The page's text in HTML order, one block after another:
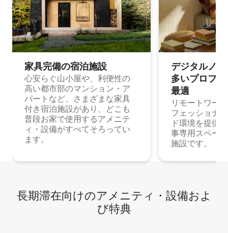
家具完備の宿⁠泊⁠施⁠設
心安らぐ山小屋や、利便性の
高い都市部のマンション・ア
パートなど、さまざまな家具
付き宿泊施設があり、どこも
普段お家で使用するアメニテ
ィ・設備がすべてそろってい
ます。
デジタルノ
多⁠いプ⁠ロ⁠フ⁠
最⁠適
リモートワー
フェッショナ
ド環境を提供
事専用スペー
施設です。
長期滞在向け⁠のア⁠メ⁠ニ⁠テ⁠ィ⁠・設⁠備⁠およ
び特⁠典